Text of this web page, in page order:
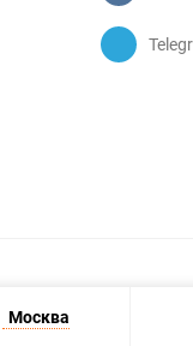
Москва